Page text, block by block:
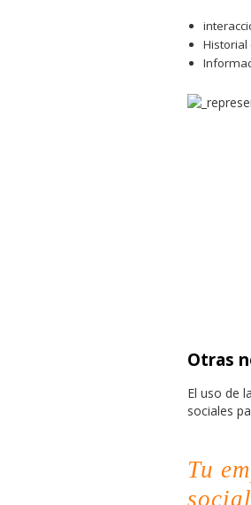
Historial
Otras
El uso de la
sociales
Tu